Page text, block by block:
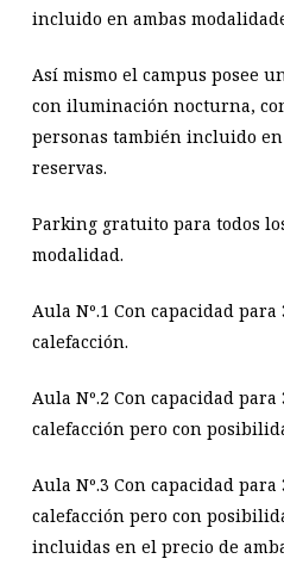
incluido en ambas
Así mismo el campus posee
con iluminación nocturna,
personas también incluido
reservas.
Parking gratuito para todos
modalidad.
Aula Nº.1 Con capacidad
calefacción.
Aula Nº.2 Con capacidad
calefacción pero con
Aula Nº.3 Con capacidad
calefacción pero con
incluidas en el precio de